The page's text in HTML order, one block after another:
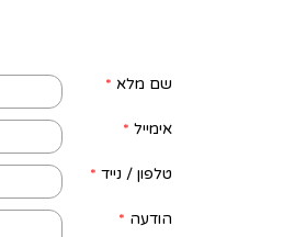
שם מלא *
אימייל *
טלפון / נייד *
הודעה *